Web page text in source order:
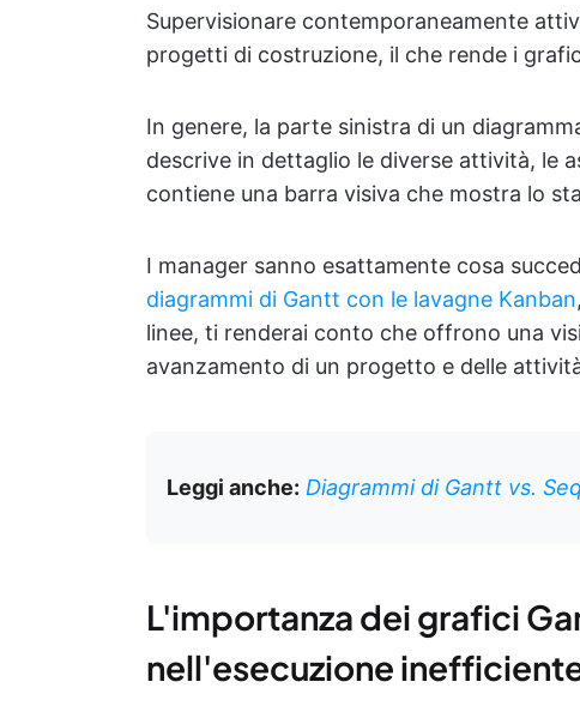
Supervisionare contemporaneamente
progetti di costruzione, il che rende i
In genere, la parte sinistra di un
descrive in dettaglio le diverse attività, le
contiene una barra visiva che mostra lo
I manager sanno esattamente cosa
diagrammi di Gantt con le lavagne Kanban
linee, ti renderai conto che offrono una
avanzamento di un progetto e delle
Leggi anche: Diagrammi di Gantt vs.
L'importanza dei grafici
nell'esecuzione